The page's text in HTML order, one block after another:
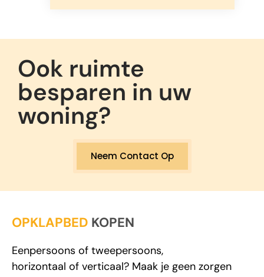
Ook ruimte
besparen in uw
woning?
Neem Contact Op
OPKLAPBED KOPEN
Eenpersoons of tweepersoons,
horizontaal of verticaal? Maak je geen zorgen